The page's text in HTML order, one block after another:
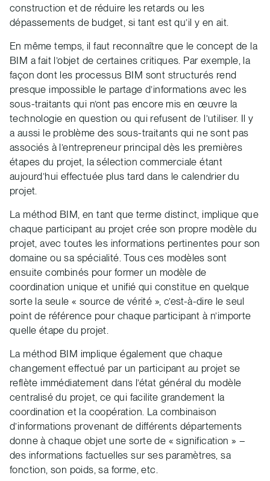
construction et de réduire les retards ou les
dépassements de budget, si tant est qu’il y en ait.
En même temps, il faut reconnaître que le concept de la
BIM a fait l’objet de certaines critiques. Par exemple, la
façon dont les processus BIM sont structurés rend
presque impossible le partage d’informations avec les
sous-traitants qui n’ont pas encore mis en œuvre la
technologie en question ou qui refusent de l’utiliser. Il y
a aussi le problème des sous-traitants qui ne sont pas
associés à l’entrepreneur principal dès les premières
étapes du projet, la sélection commerciale étant
aujourd’hui effectuée plus tard dans le calendrier du
projet.
La méthod BIM, en tant que terme distinct, implique que
chaque participant au projet crée son propre modèle du
projet, avec toutes les informations pertinentes pour son
domaine ou sa spécialité. Tous ces modèles sont
ensuite combinés pour former un modèle de
coordination unique et unifié qui constitue en quelque
sorte la seule « source de vérité », c’est-à-dire le seul
point de référence pour chaque participant à n’importe
quelle étape du projet.
La méthod BIM implique également que chaque
changement effectué par un participant au projet se
reflète immédiatement dans l’état général du modèle
centralisé du projet, ce qui facilite grandement la
coordination et la coopération. La combinaison
d’informations provenant de différents départements
donne à chaque objet une sorte de « signification » –
des informations factuelles sur ses paramètres, sa
fonction, son poids, sa forme, etc.